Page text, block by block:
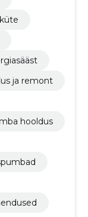
ja remont
hooldus